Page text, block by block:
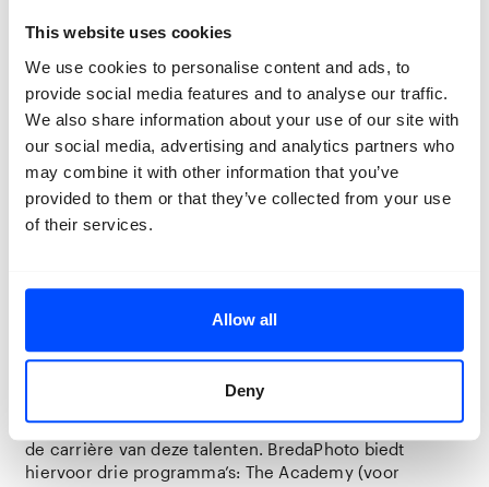
This website uses cookies
We use cookies to personalise content and ads, to
provide social media features and to analyse our traffic.
We also share information about your use of our site with
our social media, advertising and analytics partners who
may combine it with other information that you’ve
provided to them or that they’ve collected from your use
of their services.
Allow all
Deny
(KASK, Royal Academy of Fine Arts, Antwerpen)
Quinten Vermeulen– Een oude ziel en een rosse kop
(Luca School of Arts, St. Lukas, Brussel)
Carlijne de Wit
Cassandra
(HKU, Utrecht)
Over het International Talent Program
Het BredaPhoto International Talent Program (ITP) is
en verschillende Europese kunstacademies. Het ITP
bestaat sinds 2010. Het doel is om opkomend
fotografietalent in Europa te scouten en te
ondersteunen. Dit gebeurt in verschillende stadia van
de carrière van deze talenten. BredaPhoto biedt
hiervoor drie programma’s: The Academy (voor